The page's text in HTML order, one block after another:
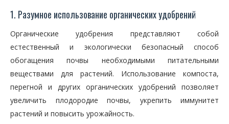
1. Разумное использование органических удобрений
Органические удобрения представляют собой
естественный и экологически безопасный способ
обогащения почвы необходимыми питательными
веществами для растений. Использование компоста,
перегной и других органических удобрений позволяет
увеличить плодородие почвы, укрепить иммунитет
растений и повысить урожайность.